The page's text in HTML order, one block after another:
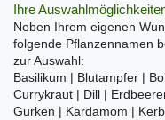
Ihre
Neben Ihrem eigenen
folgende Pflanzennamen
zur Auswahl:
Basilikum | Blutampfer |
Currykraut | Dill |
Gurken | Kardamom |